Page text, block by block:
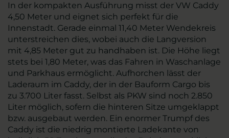
In der kompakten Ausführung misst der VW Caddy
4,50 Meter und eignet sich perfekt für die
Innenstadt. Gerade einmal 11,40 Meter Wendekreis
unterstreichen dies, wobei auch die Langversion
mit 4,85 Meter gut zu handhaben ist. Die Höhe liegt
stets bei 1,80 Meter, was das Fahren in Waschanlage
und Parkhaus ermöglicht. Aufhorchen lässt der
Laderaum im Caddy, der in der Bauform Cargo bis
zu 3.700 Liter fasst. Selbst als PKW sind noch 2.850
Liter möglich, sofern die hinteren Sitze umgeklappt
bzw. ausgebaut werden. Ein enormer Trumpf des
Caddy ist die niedrig montierte Ladekante von